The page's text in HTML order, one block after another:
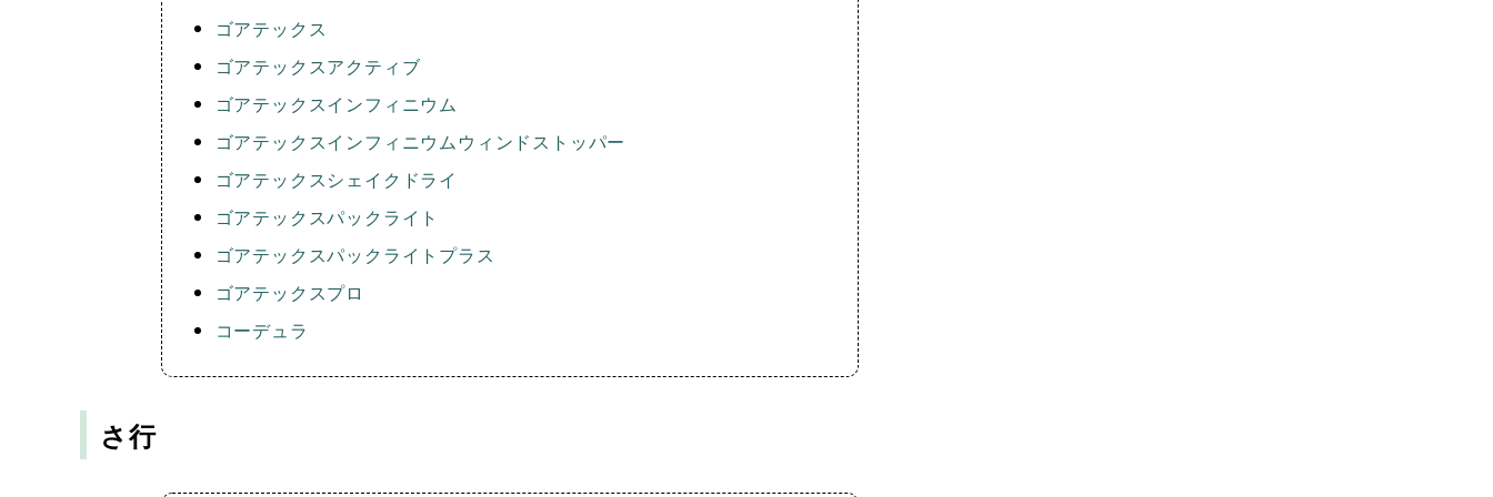
ゴアテックス
ゴアテックスアクティブ
ゴアテックスインフィニウム
ゴアテックスインフィニウムウィンドストッパー
ゴアテックスシェイクドライ
ゴアテックスパックライト
ゴアテックスパックライトプラス
ゴアテックスプロ
コーデュラ
さ行